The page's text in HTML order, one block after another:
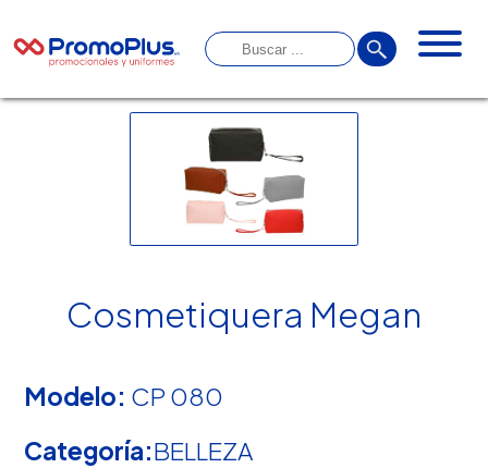
Cosmetiquera Megan
Modelo: CP 080
Categoría:BELLEZA